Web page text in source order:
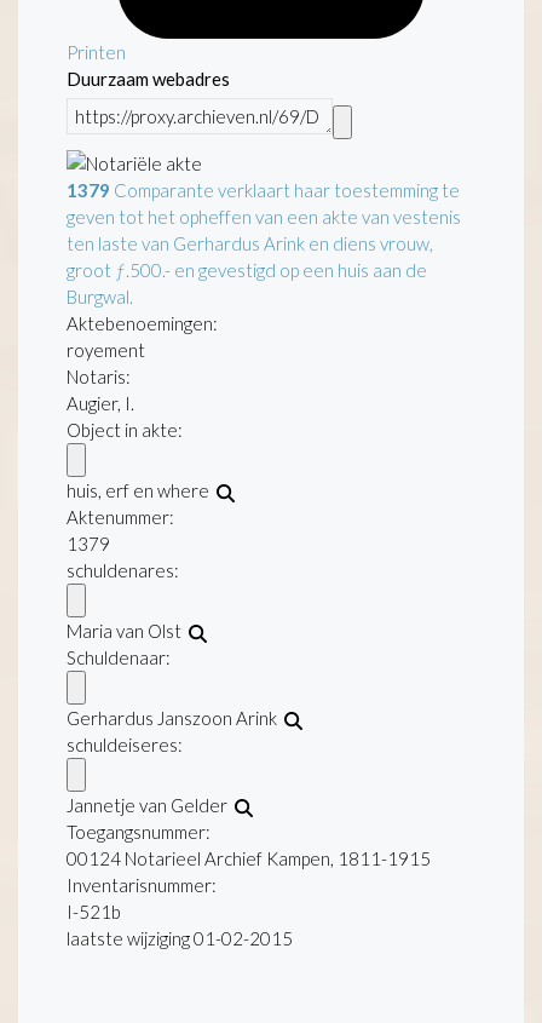
Printen
Duurzaam webadres
1379 Comparante verklaart haar toestemming te
geven tot het opheffen van een akte van vestenis
ten laste van Gerhardus Arink en diens vrouw,
groot ƒ.500.- en gevestigd op een huis aan de
Burgwal.
Aktebenoemingen:
royement
Notaris:
Augier, I.
Object in akte:
huis, erf en where
Aktenummer:
1379
schuldenares:
Maria van Olst
Schuldenaar:
Gerhardus Janszoon Arink
schuldeiseres:
Jannetje van Gelder
Toegangsnummer:
00124 Notarieel Archief Kampen, 1811-1915
Inventarisnummer:
I-521b
laatste wijziging 01-02-2015